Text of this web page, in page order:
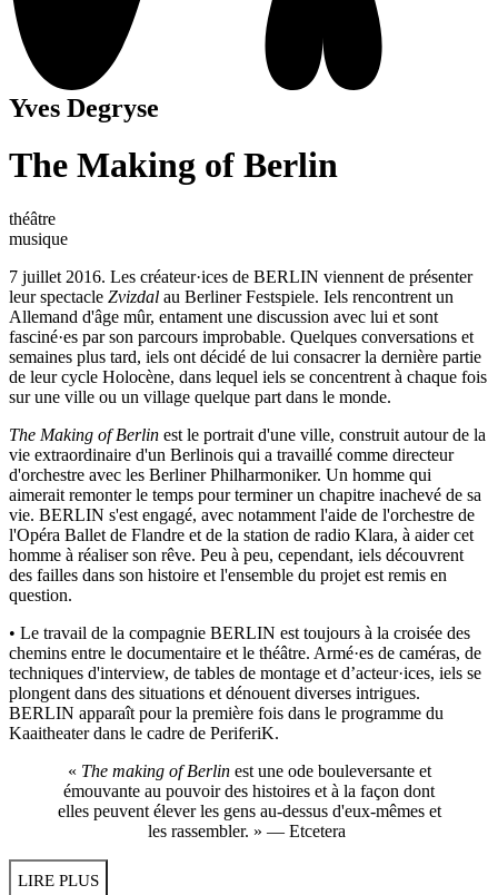
Yves Degryse
The Making of Berlin
théâtre
musique
7 juillet 2016. Les créateur·ices de BERLIN viennent de présenter
leur spectacle Zvizdal au Berliner Festspiele. Iels rencontrent un
Allemand d'âge mûr, entament une discussion avec lui et sont
fasciné·es par son parcours improbable. Quelques conversations et
semaines plus tard, iels ont décidé de lui consacrer la dernière partie
de leur cycle Holocène, dans lequel iels se concentrent à chaque fois
sur une ville ou un village quelque part dans le monde.
The Making of Berlin est le portrait d'une ville, construit autour de la
vie extraordinaire d'un Berlinois qui a travaillé comme directeur
d'orchestre avec les Berliner Philharmoniker. Un homme qui
aimerait remonter le temps pour terminer un chapitre inachevé de sa
vie. BERLIN s'est engagé, avec notamment l'aide de l'orchestre de
l'Opéra Ballet de Flandre et de la station de radio Klara, à aider cet
homme à réaliser son rêve. Peu à peu, cependant, iels découvrent
des failles dans son histoire et l'ensemble du projet est remis en
question.
• Le travail de la compagnie BERLIN est toujours à la croisée des
chemins entre le documentaire et le théâtre. Armé·es de caméras, de
techniques d'interview, de tables de montage et d’acteur·ices, iels se
plongent dans des situations et dénouent diverses intrigues.
BERLIN apparaît pour la première fois dans le programme du
Kaaitheater dans le cadre de PeriferiK.
« The making of Berlinest une ode bouleversante et
émouvante au pouvoir des histoires et à la façon dont
elles peuvent élever les gens au-dessus d'eux-mêmes et
les rassembler. » — Etcetera
LIRE PLUS